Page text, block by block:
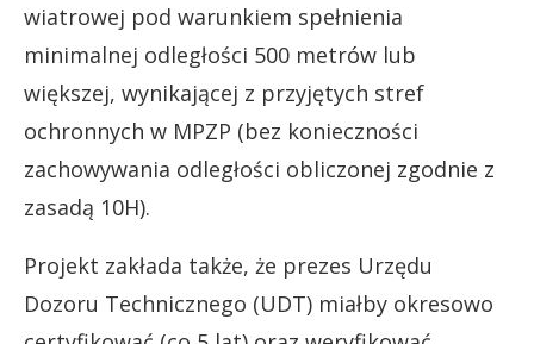
wiatrowej pod warunkiem spełnienia
minimalnej odległości 500 metrów lub
większej, wynikającej z przyjętych stref
ochronnych w MPZP (bez konieczności
zachowywania odległości obliczonej zgodnie z
zasadą 10H).
Projekt zakłada także, że prezes Urzędu
Dozoru Technicznego (UDT) miałby okresowo